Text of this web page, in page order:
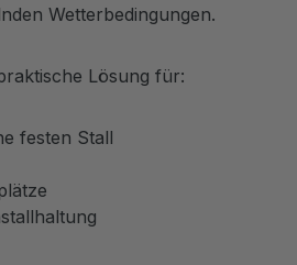
Wetterbedingungen.
Lösung für:
festen Stall